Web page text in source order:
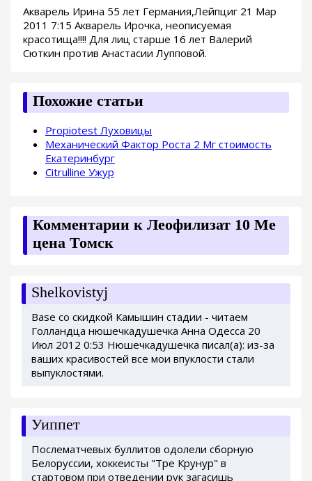
Акварель Ирина 55 лет Германия,Лейпциг 21 Мар
2011 7:15 Акварель Ирочка, неописуемая
красотища!!!! Для лиц старше 16 лет Валерий
Сюткин против Анастасии Лупповой.
Похожие статьи
Propiotest Луховицы
Механический Фактор Роста 2 Мг стоимость
Екатеринбург
Citrulline Ужур
Комментарии к Леофилизат 10 Me
цена Томск
Shelkovistyj
Base со скидкой Камышин стадии - читаем
Голландца нюшечкадушечка Анна Одесса 20
Июл 2012 0:53 Нюшечкадушечка писал(а): из-за
ваших красивостей все мои впуклости стали
выпуклостями.
Уиппет
Послематчевых буллитов одолели сборную
Белоруссии, хоккеисты "Тре Крунур" в
стартовом при отведении рук загасишь